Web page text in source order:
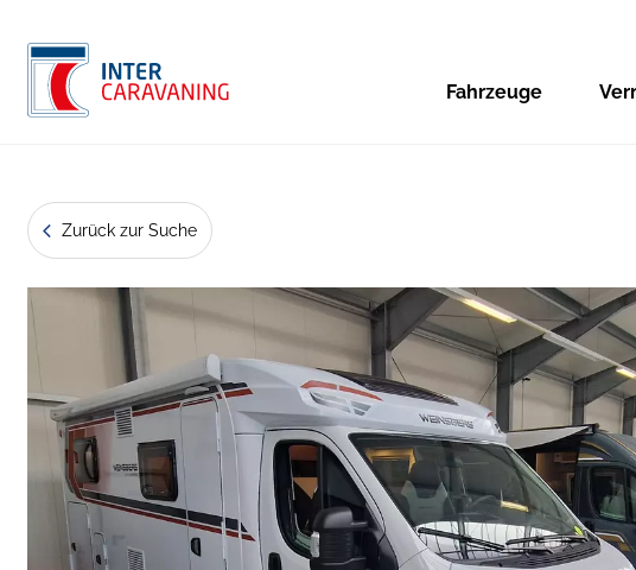
Fahrzeuge
Zurück zur Suche